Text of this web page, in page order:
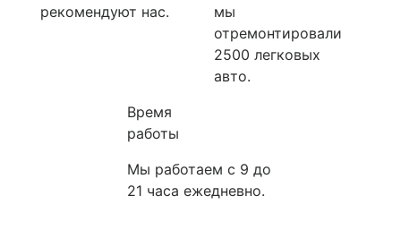
рекомендуют нас.
мы
отремонтировали
2500 легковых
авто.
Время
работы
Мы работаем с 9 до
21 часа ежедневно.